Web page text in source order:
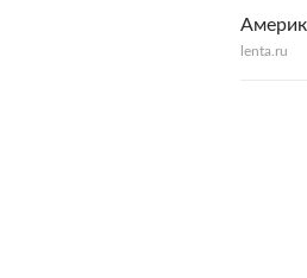
lenta.ru